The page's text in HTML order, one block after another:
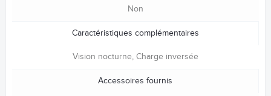
Non
Caractéristiques complémentaires
Vision nocturne, Charge inversée
Accessoires fournis